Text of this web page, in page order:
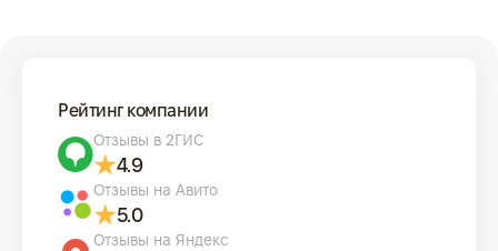
Рейтинг компании
Отзывы в 2ГИС
4.9
Отзывы на Авито
5.0
Отзывы на Яндекс